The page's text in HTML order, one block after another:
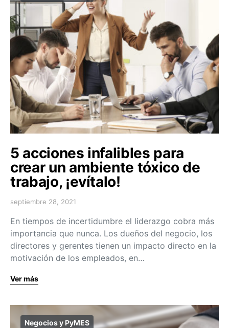
5 acciones infalibles para
crear un ambiente tóxico de
trabajo, ¡evítalo!
septiembre 28, 2021
En tiempos de incertidumbre el liderazgo cobra más
importancia que nunca. Los dueños del negocio, los
directores y gerentes tienen un impacto directo en la
motivación de los empleados, en…
Ver más
Negocios y PyMES